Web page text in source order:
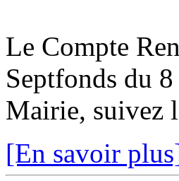
Le Compte
Septfonds du
Mairie, suivez
[En savoir